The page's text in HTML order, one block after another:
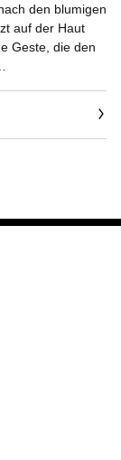
den blumigen
auf der Haut
Geste, die den
in einem
wie die
Ein Herz aus
aus